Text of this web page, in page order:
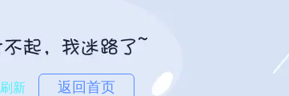
刷新 返回首页